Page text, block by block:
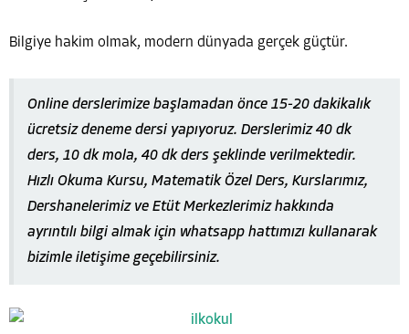
Bilgiye hakim olmak, modern dünyada gerçek güçtür.
Online derslerimize başlamadan önce 15-20 dakikalık
ücretsiz deneme dersi yapıyoruz. Derslerimiz 40 dk
ders, 10 dk mola, 40 dk ders şeklinde verilmektedir.
Hızlı Okuma Kursu, Matematik Özel Ders, Kurslarımız,
Dershanelerimiz ve Etüt Merkezlerimiz hakkında
ayrıntılı bilgi almak için whatsapp hattımızı kullanarak
bizimle iletişime geçebilirsiniz.